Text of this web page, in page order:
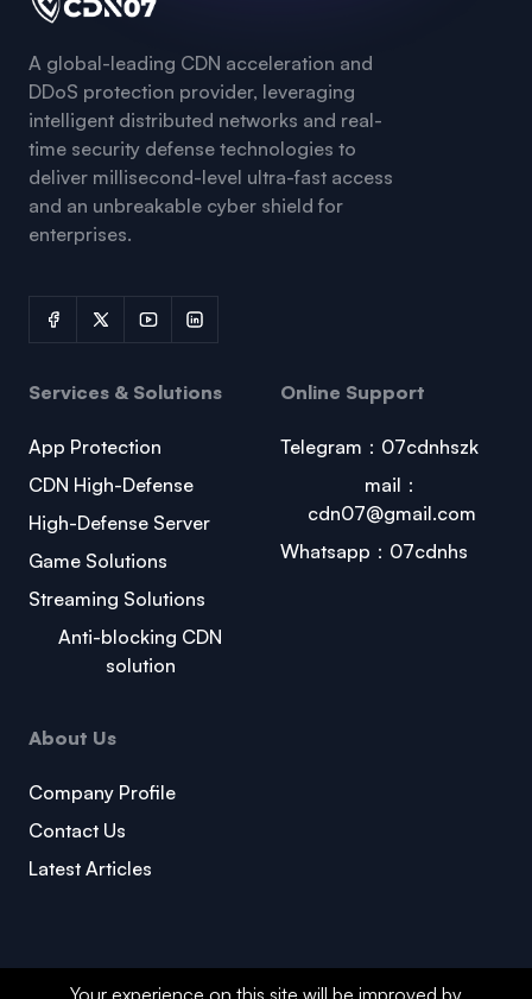
A global-leading CDN acceleration and
DDoS protection provider, leveraging
intelligent distributed networks and real-
time security defense technologies to
deliver millisecond-level ultra-fast access
and an unbreakable cyber shield for
enterprises.
Services & Solutions
App Protection
CDN High-Defense
High-Defense Server
Game Solutions
Streaming Solutions
Anti-blocking CDN
solution
Online Support
Telegram：07cdnhszk
mail：
cdn07@gmail.com
Whatsapp：07cdnhs
About Us
Company Profile
Contact Us
Latest Articles
Your experience on this site will be improved by